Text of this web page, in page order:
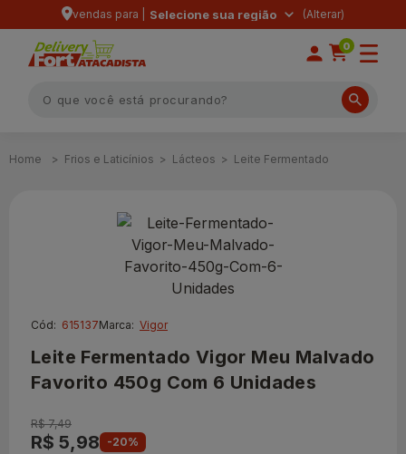
vendas para | Selecione sua região
0
Frios e Laticínios Lácteos Leite Fermentado
Cód: 615137Marca: Vigor
Leite Fermentado Vigor Meu Malvado
Favorito 450g Com 6 Unidades
R$ 7,49
R$ 5,98 -20%